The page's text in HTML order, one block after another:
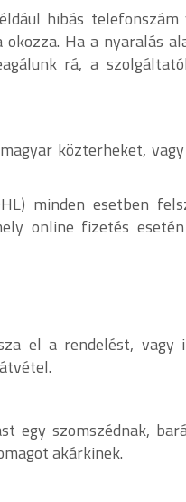
hibás telefonszám
Ha a nyaralás
rá, a
közterheket,
minden esetben
online fizetés
el a rendelést, vagy
egy szomszédnak,
akárkinek.